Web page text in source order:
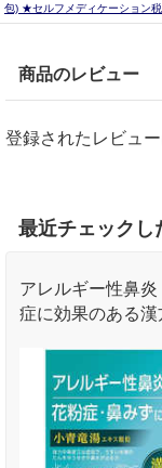
包) ★セルフメディケーション
商品のレビュー
登録されたレビュー
最近チェックし
アレルギー性鼻炎
症に効果のある漢
うな痰やせきを伴
支ぜんそくにも効
ります。